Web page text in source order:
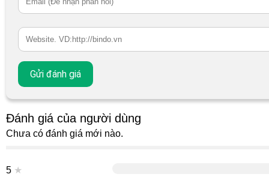
Đánh giá của người dùng
Chưa có đánh giá mới nào.
5 ★